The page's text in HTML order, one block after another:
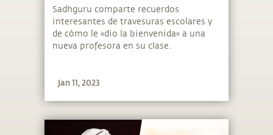
escuela | Sadhguru Español
Sadhguru comparte recuerdos
interesantes de travesuras escolares y
de cómo le «dio la bienvenida» a una
nueva profesora en su clase.
Jan 11, 2023